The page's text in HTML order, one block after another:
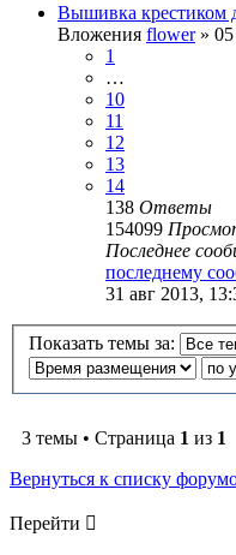
Вышивка крестиком
Вложения flower» 05
1
…
10
11
12
13
14
138 Ответы
154099
Последнее
последнему
31 авг 2013,
Показать темы за:
3 темы • Страница 1 из 1
Вернуться к списку
Перейти